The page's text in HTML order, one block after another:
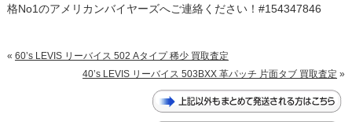
格No1のアメリカンバイヤーズへご連絡ください！#154347846
« 60’s LEVIS リーバイス 502 Aタイプ 稀少 買取査定
40’s LEVIS リーバイス 503BXX 革パッチ 片面タブ 買取査定 »